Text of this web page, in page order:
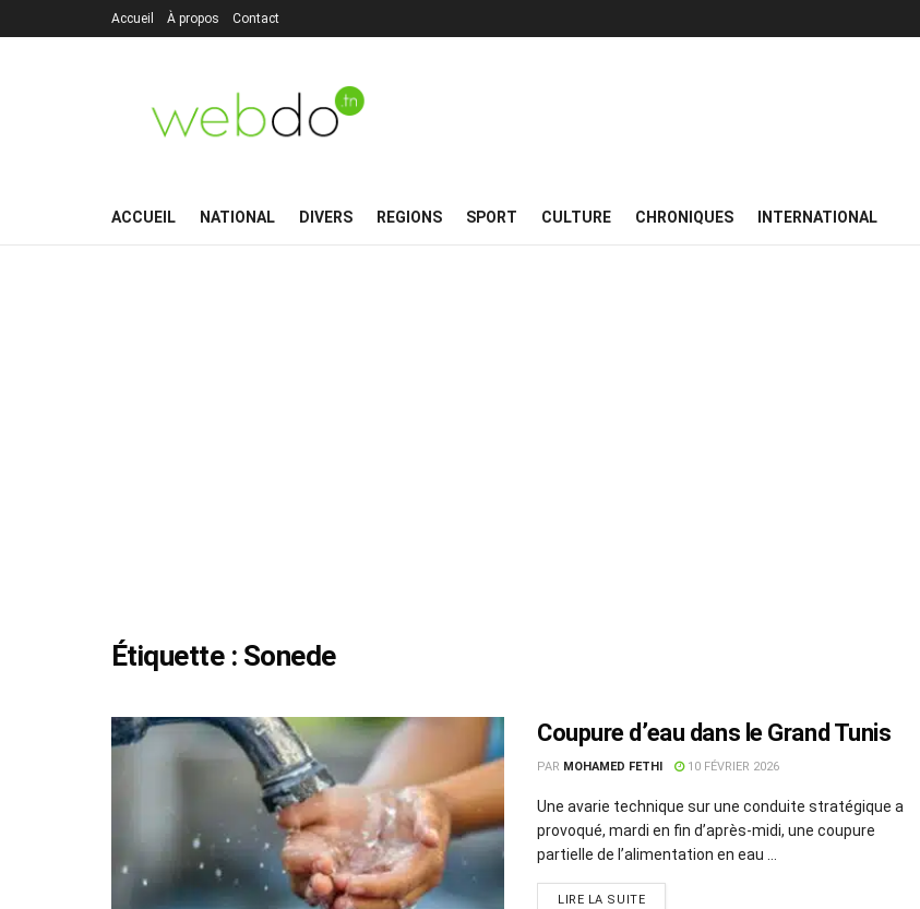
Accueil À propos Contact
ACCUEIL NATIONAL DIVERS REGIONS SPORT CULTURE CHRONIQUES INTERNATIONAL
Étiquette : Sonede
Coupure d’eau dans le Grand Tunis
PAR MOHAMED FETHI 10 FÉVRIER 2026
Une avarie technique sur une conduite stratégique a
provoqué, mardi en fin d’après-midi, une coupure
partielle de l’alimentation en eau ...
LIRE LA SUITE